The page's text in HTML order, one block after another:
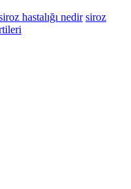
hastalığı nedir siroz